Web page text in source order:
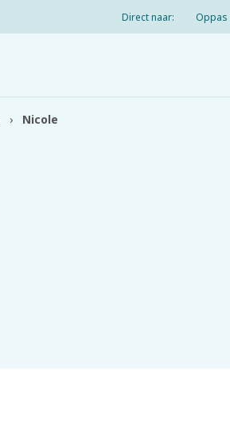
Direct naar: Oppas
Nicole